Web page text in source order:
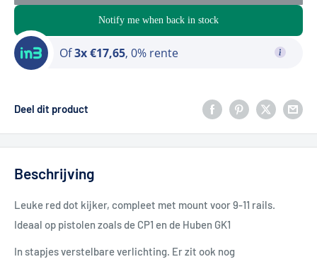
Notify me when back in stock
Of3x €17,65, 0% rente
Deel dit product
Beschrijving
Leuke red dot kijker, compleet met mount voor 9-11 rails.
Ideaal op pistolen zoals de CP1 en de Huben GK1
In stapjes verstelbare verlichting. Er zit ook nog